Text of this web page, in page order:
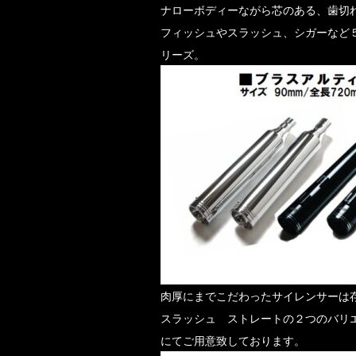
ナローボディーながら芯のある、歯切
フィッシュやスラッシュ、シガーな
リーズ。
肉厚にまでこだわったサイレンサーは
スラッシュ ストレートの２つのバリ
にてご用意致しております。